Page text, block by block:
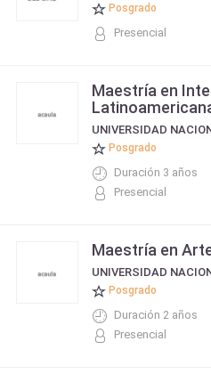
Posgrado
Presencial
Maestría en
UNIVERSIDAD
Posgrado
Duración 3 años
Presencial
Maestría en
UNIVERSIDAD
Posgrado
Duración 2 años
Presencial